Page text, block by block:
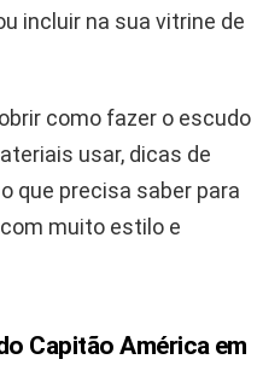
incluir na sua vitrine de
como fazer o escudo
usar, dicas de
que precisa saber para
muito estilo e
Capitão América em